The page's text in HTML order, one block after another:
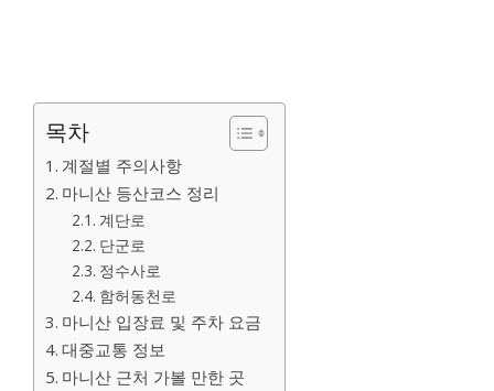
목차
계절별 주의사항
마니산 등산코스 정리
계단로
단군로
정수사로
함허동천로
마니산 입장료 및 주차 요금
대중교통 정보
마니산 근처 가볼 만한 곳